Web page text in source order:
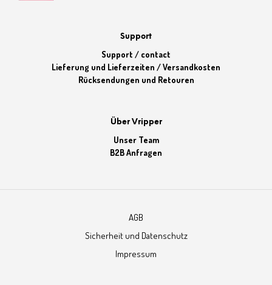
Support
Support / contact
Lieferung und Lieferzeiten / Versandkosten
Rücksendungen und Retouren
Über Vripper
Unser Team
B2B Anfragen
AGB
Sicherheit und Datenschutz
Impressum